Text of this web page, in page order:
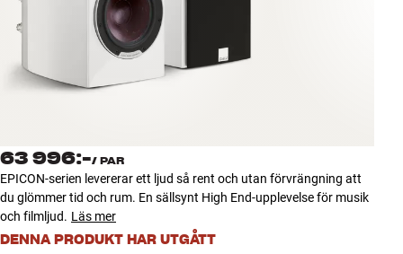
Tillbehör
INSPIRATION
NYHETER
ERBJUDANDEN
Hitta Butik
63 996:-/ PAR
EPICON-serien levererar ett ljud så rent och utan förvrängning att
du glömmer tid och rum. En sällsynt High End-upplevelse för musik
och filmljud. Läs mer
DENNA PRODUKT HAR UTGÅTT